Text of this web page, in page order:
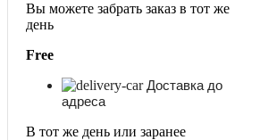
Вы можете забрать заказ в тот же
день
Free
Доставка до
адреса
В тот же день или заранее